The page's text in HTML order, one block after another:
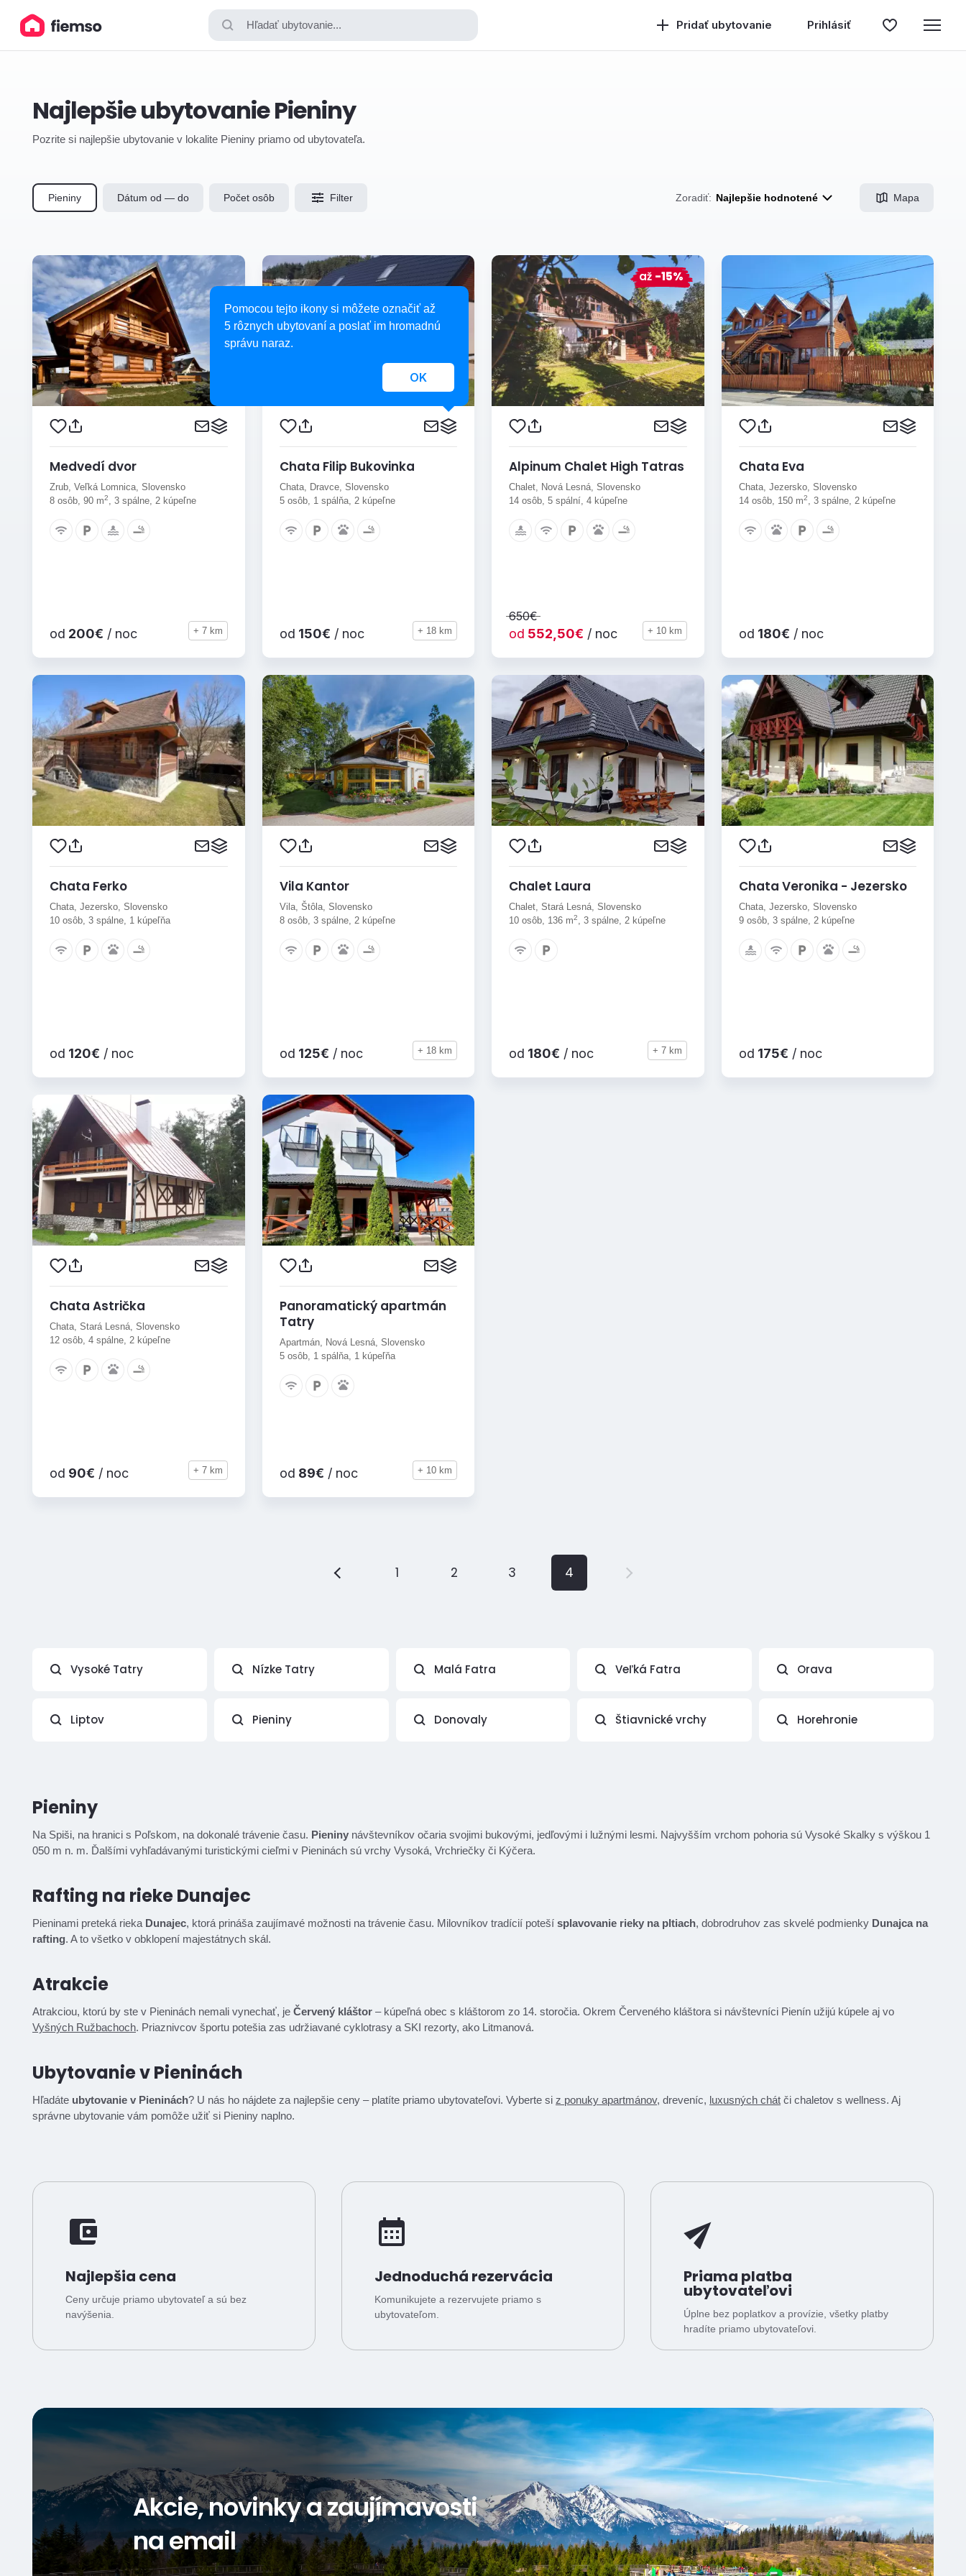
Hľadať ubytovanie... Pridať ubytovanie Prihlásiť
Najlepšie ubytovanie Pieniny
Pozrite si najlepšie ubytovanie v lokalite Pieniny priamo od ubytovateľa.
Pieniny Dátum od — do Počet osôb Filter Zoradiť: Najlepšie hodnotené Mapa
Medvedí dvor
Zrub, Veľká Lomnica, Slovensko
8 osôb, 90 m2, 3 spálne, 2 kúpeľne
od 200€ / noc + 7 km
Chata Filip Bukovinka
Chata, Dravce, Slovensko
5 osôb, 1 spálňa, 2 kúpeľne
od 150€ / noc + 18 km
Alpinum Chalet High Tatras
Chalet, Nová Lesná, Slovensko
14 osôb, 5 spální, 4 kúpeľne
650€
od 552,50€ / noc
až -15%
+ 10 km
Chata Eva
Chata, Jezersko, Slovensko
14 osôb, 150 m2, 3 spálne, 2 kúpeľne
od 180€ / noc
Chata Ferko
Chata, Jezersko, Slovensko
10 osôb, 3 spálne, 1 kúpeľňa
od 120€ / noc
Vila Kantor
Vila, Štôla, Slovensko
8 osôb, 3 spálne, 2 kúpeľne
od 125€ / noc + 18 km
Chalet Laura
Chalet, Stará Lesná, Slovensko
10 osôb, 136 m2, 3 spálne, 2 kúpeľne
od 180€ / noc + 7 km
Chata Veronika - Jezersko
Chata, Jezersko, Slovensko
9 osôb, 3 spálne, 2 kúpeľne
od 175€ / noc
Chata Astrička
Chata, Stará Lesná, Slovensko
12 osôb, 4 spálne, 2 kúpeľne
od 90€ / noc + 7 km
Panoramatický apartmán
Tatry
Apartmán, Nová Lesná, Slovensko
5 osôb, 1 spálňa, 1 kúpeľňa
od 89€ / noc + 10 km
1 2 3 4
Vysoké Tatry Nízke Tatry Malá Fatra Veľká Fatra Orava
Liptov Pieniny Donovaly Štiavnické vrchy Horehronie
Pieniny
Na Spiši, na hranici s Poľskom, na dokonalé trávenie času. Pieniny návštevníkov očaria svojimi bukovými, jedľovými i lužnými lesmi. Najvyšším vrchom pohoria sú Vysoké Skalky s výškou 1
050 m n. m. Ďalšími vyhľadávanými turistickými cieľmi v Pieninách sú vrchy Vysoká, Vrchriečky či Kýčera.
Rafting na rieke Dunajec
Pieninami preteká rieka Dunajec, ktorá prináša zaujímavé možnosti na trávenie času. Milovníkov tradícií poteší splavovanie rieky na pltiach, dobrodruhov zas skvelé podmienky Dunajca na
rafting. A to všetko v obklopení majestátnych skál.
Atrakcie
Atrakciou, ktorú by ste v Pieninách nemali vynechať, je Červený kláštor – kúpeľná obec s kláštorom zo 14. storočia. Okrem Červeného kláštora si návštevníci Pienín užijú kúpele aj vo
Vyšných Ružbachoch. Priaznivcov športu potešia zas udržiavané cyklotrasy a SKI rezorty, ako Litmanová.
Ubytovanie v Pieninách
Hľadáte ubytovanie v Pieninách? U nás ho nájdete za najlepšie ceny – platíte priamo ubytovateľovi. Vyberte si z ponuky apartmánov, dreveníc, luxusných chát či chaletov s wellness. Aj
správne ubytovanie vám pomôže užiť si Pieniny naplno.
Najlepšia cena
Ceny určuje priamo ubytovateľ a sú bez
navýšenia.
Jednoduchá rezervácia
Komunikujete a rezervujete priamo s
ubytovateľom.
Priama platba
ubytovateľovi
Úplne bez poplatkov a provízie, všetky platby
hradíte priamo ubytovateľovi.
Akcie, novinky a zaujímavosti
na email
Pomocou tejto ikony si môžete označiť až
5 rôznych ubytovaní a poslať im hromadnú
správu naraz.
OK